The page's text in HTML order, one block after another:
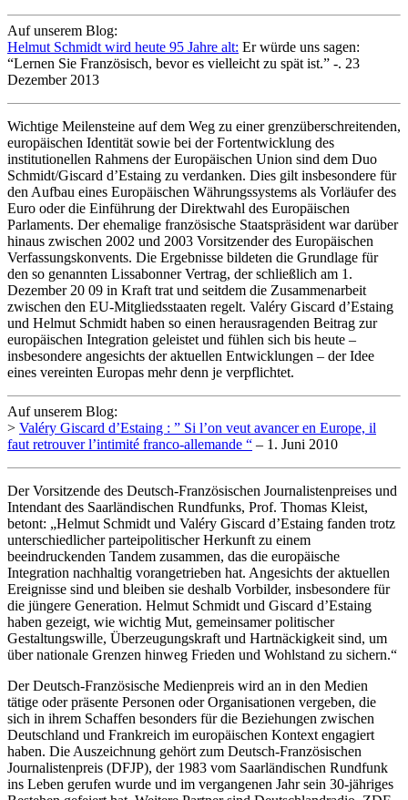
Auf unserem Blog:
Helmut Schmidt wird heute 95 Jahre alt: Er würde uns sagen:
“Lernen Sie Französisch, bevor es vielleicht zu spät ist.” -. 23
Dezember 2013
Wichtige Meilensteine auf dem Weg zu einer grenzüberschreitenden,
europäischen Identität sowie bei der Fortentwicklung des
institutionellen Rahmens der Europäischen Union sind dem Duo
Schmidt/Giscard d’Estaing zu verdanken. Dies gilt insbesondere für
den Aufbau eines Europäischen Währungssystems als Vorläufer des
Euro oder die Einführung der Direktwahl des Europäischen
Parlaments. Der ehemalige französische Staatspräsident war darüber
hinaus zwischen 2002 und 2003 Vorsitzender des Europäischen
Verfassungskonvents. Die Ergebnisse bildeten die Grundlage für
den so genannten Lissabonner Vertrag, der schließlich am 1.
Dezember 20 09 in Kraft trat und seitdem die Zusammenarbeit
zwischen den EU-Mitgliedsstaaten regelt. Valéry Giscard d’Estaing
und Helmut Schmidt haben so einen herausragenden Beitrag zur
europäischen Integration geleistet und fühlen sich bis heute –
insbesondere angesichts der aktuellen Entwicklungen – der Idee
eines vereinten Europas mehr denn je verpflichtet.
Auf unserem Blog:
> Valéry Giscard d’Estaing : ” Si l’on veut avancer en Europe, il
faut retrouver l’intimité franco-allemande “ – 1. Juni 2010
Der Vorsitzende des Deutsch-Französischen Journalistenpreises und
Intendant des Saarländischen Rundfunks, Prof. Thomas Kleist,
betont: „Helmut Schmidt und Valéry Giscard d’Estaing fanden trotz
unterschiedlicher parteipolitischer Herkunft zu einem
beeindruckenden Tandem zusammen, das die europäische
Integration nachhaltig vorangetrieben hat. Angesichts der aktuellen
Ereignisse sind und bleiben sie deshalb Vorbilder, insbesondere für
die jüngere Generation. Helmut Schmidt und Giscard d’Estaing
haben gezeigt, wie wichtig Mut, gemeinsamer politischer
Gestaltungswille, Überzeugungskraft und Hartnäckigkeit sind, um
über nationale Grenzen hinweg Frieden und Wohlstand zu sichern.“
Der Deutsch-Französische Medienpreis wird an in den Medien
tätige oder präsente Personen oder Organisationen vergeben, die
sich in ihrem Schaffen besonders für die Beziehungen zwischen
Deutschland und Frankreich im europäischen Kontext engagiert
haben. Die Auszeichnung gehört zum Deutsch-Französischen
Journalistenpreis (DFJP), der 1983 vom Saarländischen Rundfunk
ins Leben gerufen wurde und im vergangenen Jahr sein 30-jähriges